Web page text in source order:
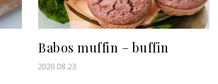
Babos muffin – buffin
2020.08.23.